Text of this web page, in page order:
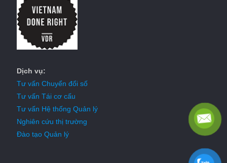
Dịch vụ:
Tư vấn Chuyển đổi số
Tư vấn Tái cơ cấu
Tư vấn Hệ thống Quản lý
Nghiên cứu thị trường
Đào tạo Quản lý